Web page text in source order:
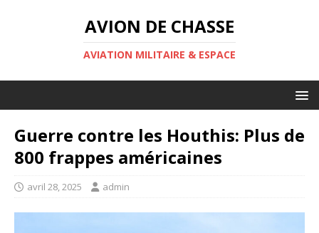
AVION DE CHASSE
AVIATION MILITAIRE & ESPACE
Guerre contre les Houthis: Plus de
800 frappes américaines
avril 28, 2025 admin